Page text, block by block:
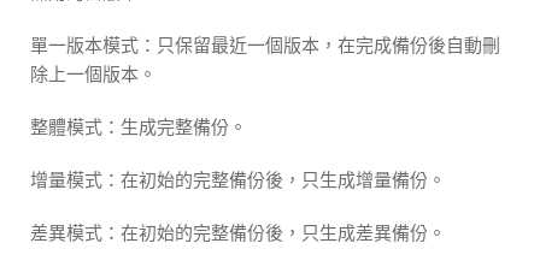
單一版本模式：只保留最近一個版本，在完成備份後自動刪
除上一個版本。
整體模式：生成完整備份。
增量模式：在初始的完整備份後，只生成增量備份。
差異模式：在初始的完整備份後，只生成差異備份。